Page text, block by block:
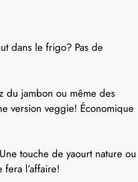
dans le frigo? Pas de
du jambon ou même des
version veggie! Économique
Une touche de yaourt nature ou
l’affaire!